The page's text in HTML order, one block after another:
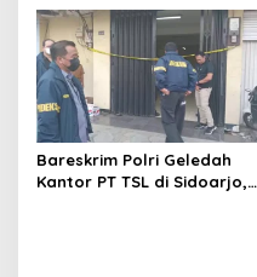
Libatkan WNA Ghana dan
Pantai Gading
Bareskrim Polri Geledah
Kantor PT TSL di Sidoarjo,